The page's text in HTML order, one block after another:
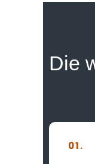
Die
01.